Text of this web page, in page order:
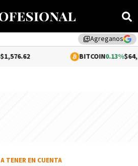
library_addAgreganos
0.13%$64,626.59
A TENER EN CUENTA